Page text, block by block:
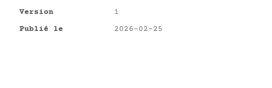
Version
1
Publié le
2026-02-25